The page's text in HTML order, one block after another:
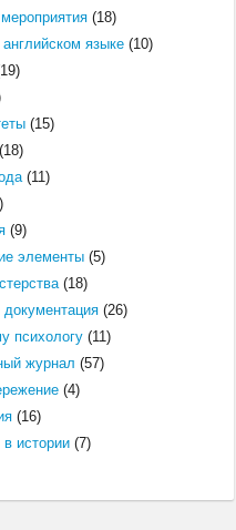
(18)
языке(10)
(15)
(11)
(9)
элементы(5)
(18)
(26)
психологу(11)
журнал (57)
(4)
(16)
истории(7)